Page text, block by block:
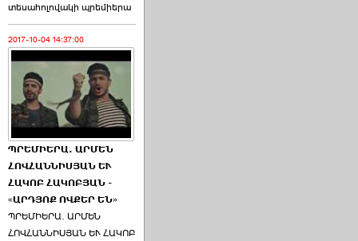
տեuաhnլnվակի պրեմիերա
2017-10-04 14:37:00
ՊՐԵՄԻԵՐԱ. ԱՐՄԵՆ
ՀՈՎՀԱՆՆԻՍՅԱՆ ԵՒ
ՀԱԿՈԲ ՀԱԿՈԲՅԱՆ -
«ԱՐԴՅՈՔ ՈՎՔԵՐ ԵՆ»
ՊՐԵՄԻԵՐԱ. ԱՐՄԵՆ
ՀՈՎՀԱՆՆԻՍՅԱՆ ԵՒ ՀԱԿՈԲ